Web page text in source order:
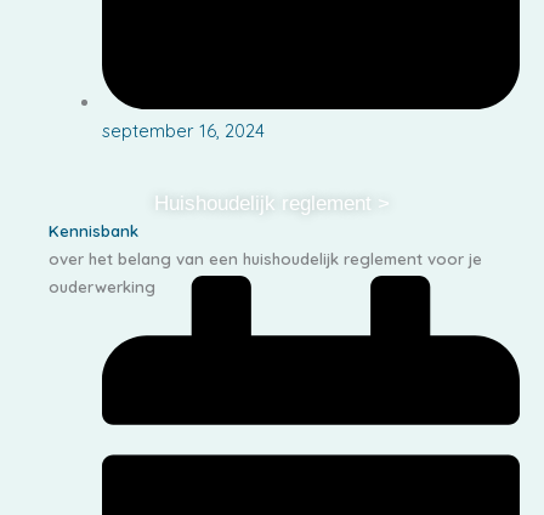
september 16, 2024
Huishoudelijk reglement >
Kennisbank
over het belang van een huishoudelijk reglement voor je
ouderwerking